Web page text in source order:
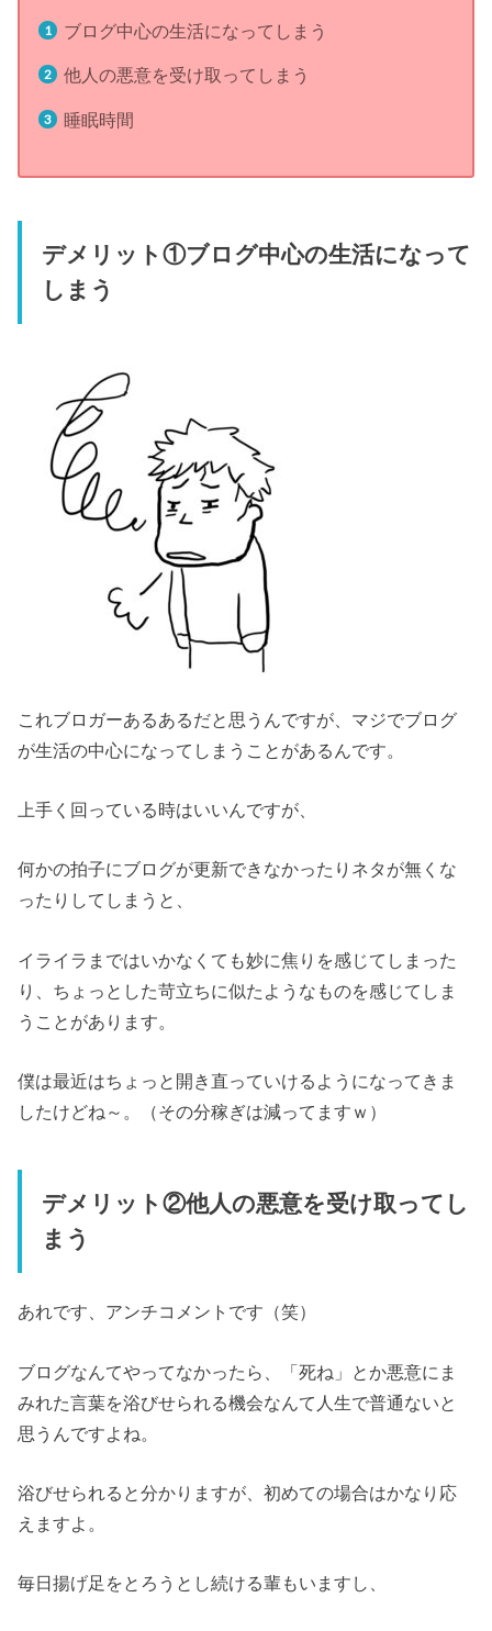
ブログ中心の生活になってしまう
他人の悪意を受け取ってしまう
睡眠時間
デメリット①ブログ中心の生活になって
しまう
これブロガーあるあるだと思うんですが、マジでブログ
が生活の中心になってしまうことがあるんです。
上手く回っている時はいいんですが、
何かの拍子にブログが更新できなかったりネタが無くな
ったりしてしまうと、
イライラまではいかなくても妙に焦りを感じてしまった
り、ちょっとした苛立ちに似たようなものを感じてしま
うことがあります。
僕は最近はちょっと開き直っていけるようになってきま
したけどね～。（その分稼ぎは減ってますｗ）
デメリット②他人の悪意を受け取ってし
まう
あれです、アンチコメントです（笑）
ブログなんてやってなかったら、「死ね」とか悪意にま
みれた言葉を浴びせられる機会なんて人生で普通ないと
思うんですよね。
浴びせられると分かりますが、初めての場合はかなり応
えますよ。
毎日揚げ足をとろうとし続ける輩もいますし、